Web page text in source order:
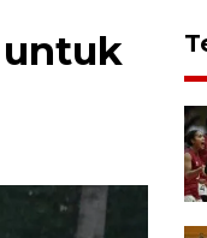
untuk